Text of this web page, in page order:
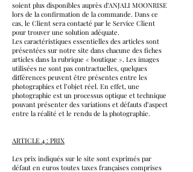
soient plus disponibles auprès d’ANJALI MOONRISE
lors de la confirmation de la commande. Dans ce
cas, le Client sera contacté par le Service Client
pour trouver une solution adéquate.
Les caractéristiques essentielles des articles sont
présentées sur notre site dans chacune des fiches
articles dans la rubrique « boutique ». Les images
utilisées ne sont pas contractuelles, quelques
différences peuvent être présentes entre les
photographies et l’objet réel. En effet, une
photographie est un processus optique et technique
pouvant présenter des variations et défauts d’aspect
entre la réalité et le rendu de la photographie.
ARTICLE 4 : PRIX
Les prix indiqués sur le site sont exprimés par
défaut en euros toutes taxes françaises comprises